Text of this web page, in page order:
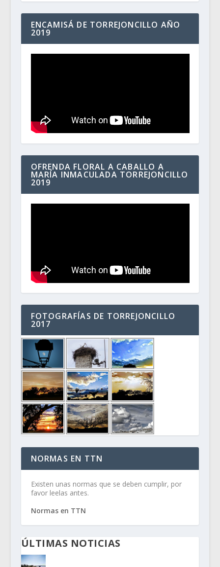
ENCAMISÁ DE TORREJONCILLO AÑO
2019
OFRENDA FLORAL A CABALLO A
MARÍA INMACULADA TORREJONCILLO
2019
FOTOGRAFÍAS DE TORREJONCILLO
2017
NORMAS EN TTN
Existen unas normas que se deben cumplir, por
favor leelas antes.
Normas en TTN
ÚLTIMAS NOTICIAS